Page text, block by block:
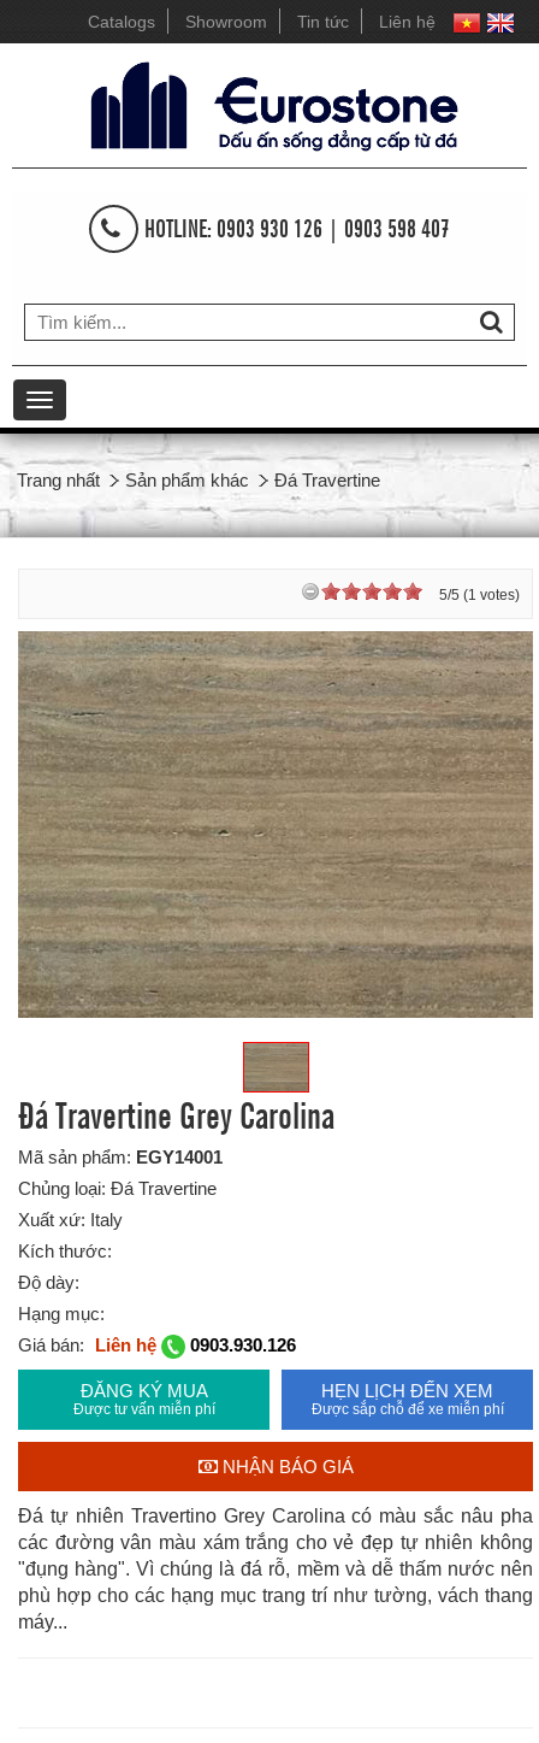
Catalogs Showroom Tin tức Liên hệ
HOTLINE: 0903 930 126 | 0903 598 407
Toggle
navigation
Trang nhất Sản phẩm khác Đá Travertine
5/5 (1 votes)
Đá Travertine Grey Carolina
Mã sản phẩm: EGY14001
Chủng loại: Đá Travertine
Xuất xứ: Italy
Kích thước:
Độ dày:
Hạng mục:
Giá bán:
Liên hệ 0903.930.126
ĐĂNG KÝ MUA
Được tư vấn miễn phí
HẸN LỊCH ĐẾN XEM
Được sắp chỗ để xe miễn phí
NHẬN BÁO GIÁ
Đá tự nhiên Travertino Grey Carolina có màu sắc nâu pha
các đường vân màu xám trắng cho vẻ đẹp tự nhiên không
"đụng hàng". Vì chúng là đá rỗ, mềm và dễ thấm nước nên
phù hợp cho các hạng mục trang trí như tường, vách thang
máy...